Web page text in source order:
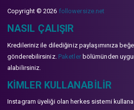
Copyright © 2026 followersize.net
NASIL ÇALIŞIR
Kredileriniz ile dilediğiniz paylaşımınıza
gönderebilirsiniz. Paketlerbölümünden
alabilirsiniz.
KIMLER KULLANABILIR
Instagram üyeliği olan herkes sistemi